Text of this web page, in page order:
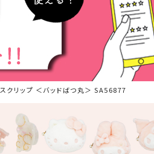
クリップ ＜バッドばつ丸＞ SA56877